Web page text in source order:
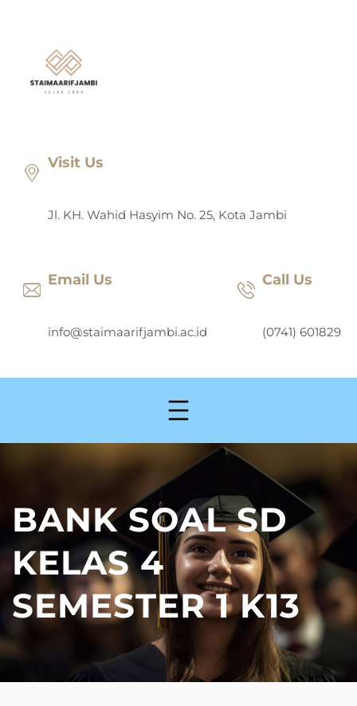
Visit Us
Jl. KH. Wahid Hasyim No. 25, Kota Jambi
Email Us
info@staimaarifjambi.ac.id
Call Us
(0741) 601829
BANK SOAL SD
KELAS 4
SEMESTER 1 K13